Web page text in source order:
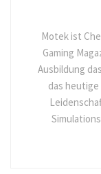
Motek ist
Gaming
Ausbildung
das